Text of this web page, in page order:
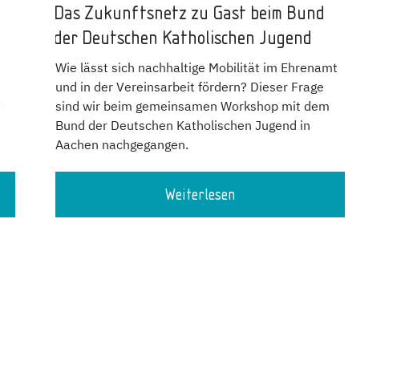
Das Zukunftsnetz zu Gast beim Bund
der Deutschen Katholischen Jugend
Wie lässt sich nachhaltige Mobilität im Ehrenamt
und in der Vereinsarbeit fördern? Dieser Frage
sind wir beim gemeinsamen Workshop mit dem
Bund der Deutschen Katholischen Jugend in
Aachen nachgegangen.
Weiterlesen